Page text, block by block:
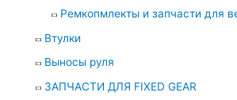
Ремкопмлекты и запчасти для
Втулки
Выносы руля
ЗАПЧАСТИ ДЛЯ FIXED GEAR